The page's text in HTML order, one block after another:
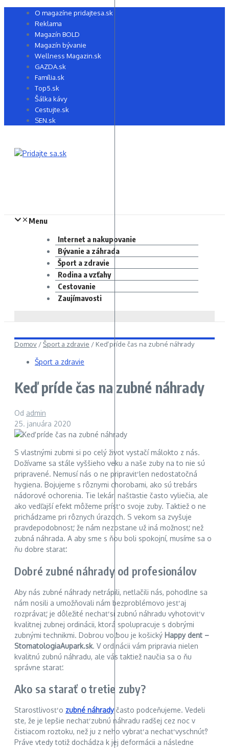
Preskočiť O magazíne pridajtesa.sk
Reklama
Magazín BOLD
Magazín bývanie
Wellness Magazin.sk
GAZDA.sk
Família.sk
Top5.sk
Šálka kávy
Cestujte.sk
SEN.sk
Menu
Internet a nakupovanie
Bývanie a záhrada
Šport a zdravie
Rodina a vzťahy
Cestovanie
Zaujímavosti
Domov /Šport a zdravie / Keď príde čas na zubné náhrady
Šport a zdravie
Keď príde čas na zubné náhrady
Od admin
25. januára 2020
S vlastnými zubmi si po celý život vystačí málokto z nás.
Dožívame sa stále vyššieho veku a naše zuby na to nie sú
pripravené. Nemusí nás o ne pripraviť len nedostatočná
hygiena. Bojujeme s rôznymi chorobami, ako sú trebárs
nádorové ochorenia. Tie lekári našťastie často vyliečia, ale
ako vedľajší efekt môžeme prísť o svoje zuby. Taktiež o ne
prichádzame pri rôznych úrazoch. S vekom sa zvyšuje
pravdepodobnosť, že nám nezostane už iná možnosť, než
zubná náhrada. A aby sme s ňou boli spokojní, musíme sa o
ňu dobre starať.
Dobré zubné náhrady od profesionálov
Aby nás zubné náhrady netrápili, netlačili nás, pohodlne sa
nám nosili a umožňovali nám bezproblémovo jesť aj
rozprávať, je dôležité nechať si zubnú náhradu vyhotoviť v
kvalitnej zubnej ordinácii, ktorá spolupracuje s dobrými
zubnými technikmi. Dobrou voľbou je košický Happy dent –
StomatologiaAupark.sk. V ordinácii vám pripravia nielen
kvalitnú zubnú náhradu, ale vás taktiež naučia sa o ňu
správne starať.
Ako sa starať o tretie zuby?
Starostlivosť o zubné náhradyčasto podceňujeme. Vedeli
ste, že je lepšie nechať zubnú náhradu radšej cez noc v
čistiacom roztoku, než ju z neho vybrať a nechať vyschnúť?
Práve vtedy totiž dochádza k jej deformácii a následne